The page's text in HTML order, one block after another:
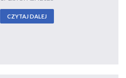
CZYTAJ DALEJ